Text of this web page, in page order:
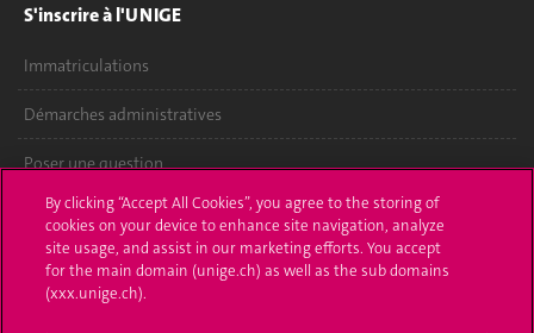
S'inscrire à l'UNIGE
Immatriculations
Démarches administratives
Poser une question
L'UNIGE vous informe
UNIGE Mobile
By clicking “Accept All Cookies”, you agree to the storing of
cookies on your device to enhance site navigation, analyze
site usage, and assist in our marketing efforts. You accept
for the main domain (unige.ch) as well as the sub domains
(xxx.unige.ch).